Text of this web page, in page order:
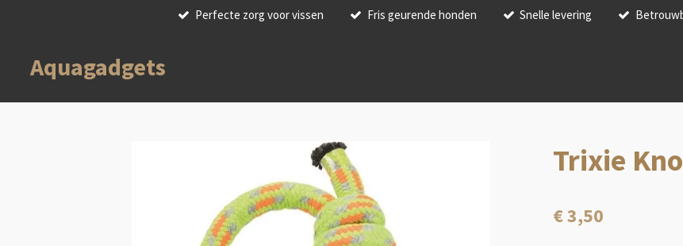
Perfecte zorg voor vissen Fris geurende honden Snelle levering
Aquagadgets
Trixie
€ 3,50